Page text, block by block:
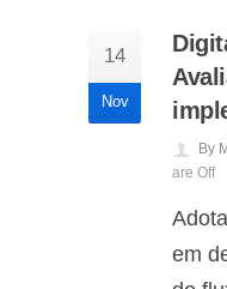
14
Nov
By
are Off
em